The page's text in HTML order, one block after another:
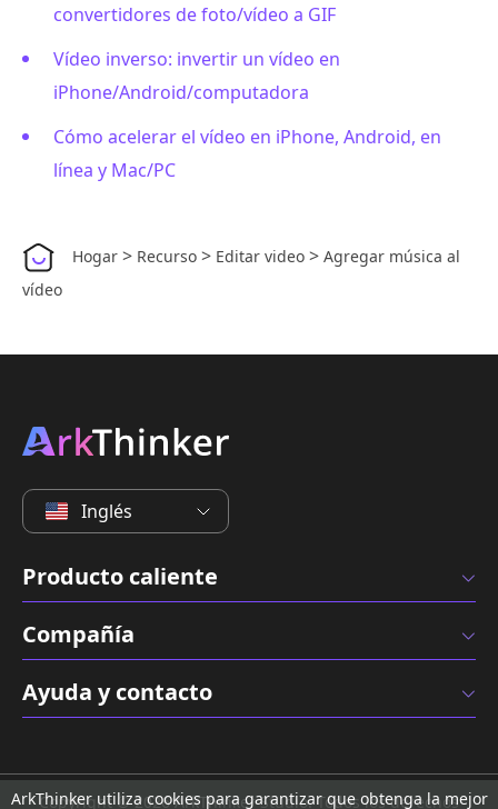
convertidores de foto/vídeo a GIF
Vídeo inverso: invertir un vídeo en
iPhone/Android/computadora
Cómo acelerar el vídeo en iPhone, Android, en
línea y Mac/PC
Hogar > Recurso > Editar video > Agregar música al
vídeo
Inglés
Producto caliente
Compañía
Ayuda y contacto
Copyright © 2026 ArkThinker Studio. Todos los derechos
ArkThinker utiliza cookies para garantizar que obtenga la mejor